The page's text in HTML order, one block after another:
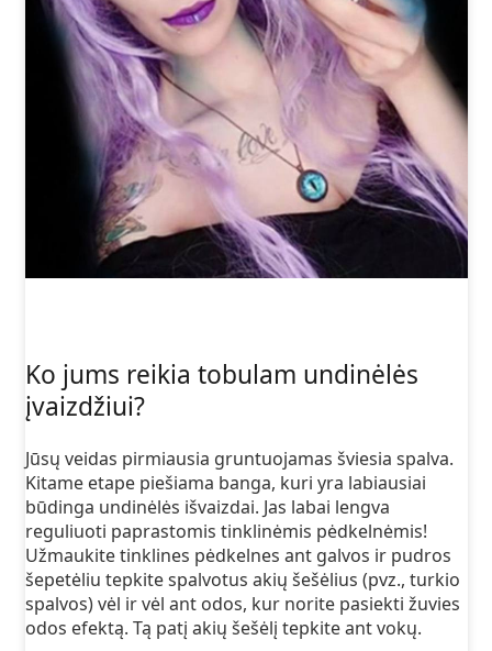
Ko jums reikia tobulam undinėlės
įvaizdžiui?
Jūsų veidas pirmiausia gruntuojamas šviesia spalva.
Kitame etape piešiama banga, kuri yra labiausiai
būdinga undinėlės išvaizdai. Jas labai lengva
reguliuoti paprastomis tinklinėmis pėdkelnėmis!
Užmaukite tinklines pėdkelnes ant galvos ir pudros
šepetėliu tepkite spalvotus akių šešėlius (pvz., turkio
spalvos) vėl ir vėl ant odos, kur norite pasiekti žuvies
odos efektą. Tą patį akių šešėlį tepkite ant vokų.